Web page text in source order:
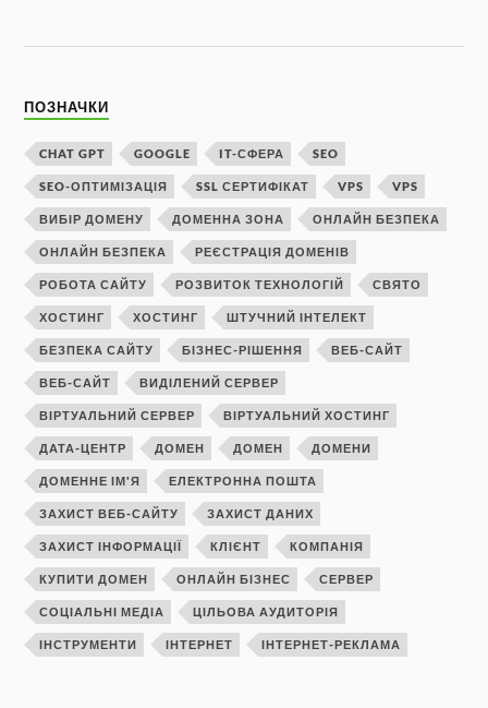
ПОЗНАЧКИ
CHAT GPT GOOGLE IT-СФЕРА SEO
SEO-ОПТИМІЗАЦІЯ SSL СЕРТИФІКАТ VPS VPS
ВИБІР ДОМЕНУ ДОМЕННА ЗОНА ОНЛАЙН БЕЗПЕКА
ОНЛАЙН БЕЗПЕКА РЕЄСТРАЦІЯ ДОМЕНІВ
РОБОТА САЙТУ РОЗВИТОК ТЕХНОЛОГІЙ СВЯТО
ХОСТИНГ ХОСТИНГ ШТУЧНИЙ ІНТЕЛЕКТ
БЕЗПЕКА САЙТУ БІЗНЕС-РІШЕННЯ ВЕБ-САЙТ
ВЕБ-САЙТ ВИДІЛЕНИЙ СЕРВЕР
ВІРТУАЛЬНИЙ СЕРВЕР ВІРТУАЛЬНИЙ ХОСТИНГ
ДАТА-ЦЕНТР ДОМЕН ДОМЕН ДОМЕНИ
ДОМЕННЕ ІМ'Я ЕЛЕКТРОННА ПОШТА
ЗАХИСТ ВЕБ-САЙТУ ЗАХИСТ ДАНИХ
ЗАХИСТ ІНФОРМАЦІЇ КЛІЄНТ КОМПАНІЯ
КУПИТИ ДОМЕН ОНЛАЙН БІЗНЕС СЕРВЕР
СОЦІАЛЬНІ МЕДІА ЦІЛЬОВА АУДИТОРІЯ
ІНСТРУМЕНТИ ІНТЕРНЕТ ІНТЕРНЕТ-РЕКЛАМА